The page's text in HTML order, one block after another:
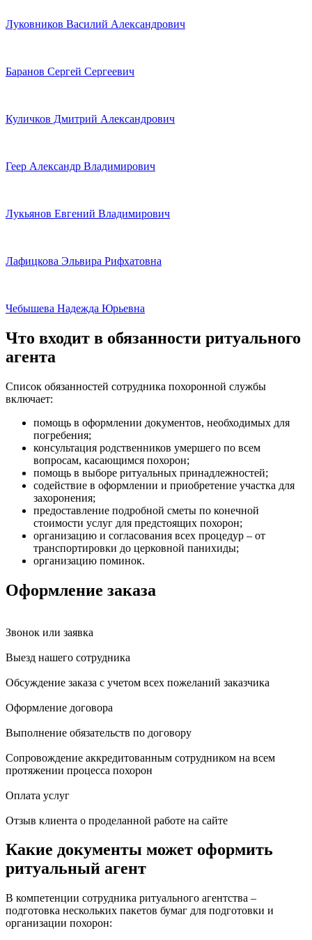
Луковников Василий Александрович
Баранов Сергей Сергеевич
Куличков Дмитрий Александрович
Геер Александр Владимирович
Лукьянов Евгений Владимирович
Лафицкова Эльвира Рифхатовна
Чебышева Надежда Юрьевна
Что входит в обязанности ритуального
агента
Список обязанностей сотрудника похоронной службы
включает:
помощь в оформлении документов, необходимых для
погребения;
консультация родственников умершего по всем
вопросам, касающимся похорон;
помощь в выборе ритуальных принадлежностей;
содействие в оформлении и приобретение участка для
захоронения;
предоставление подробной сметы по конечной
стоимости услуг для предстоящих похорон;
организацию и согласования всех процедур – от
транспортировки до церковной панихиды;
организацию поминок.
Оформление заказа
Звонок или заявка
Выезд нашего сотрудника
Обсуждение заказа с учетом всех пожеланий заказчика
Оформление договора
Выполнение обязательств по договору
Сопровождение аккредитованным сотрудником на всем
протяжении процесса похорон
Оплата услуг
Отзыв клиента о проделанной работе на сайте
Какие документы может оформить
ритуальный агент
В компетенции сотрудника ритуального агентства –
подготовка нескольких пакетов бумаг для подготовки и
организации похорон: